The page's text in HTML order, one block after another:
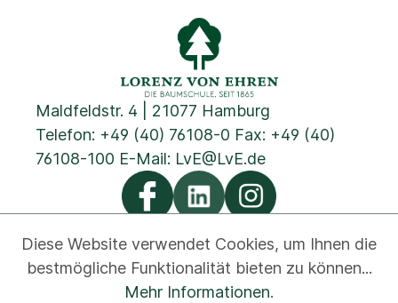
Maldfeldstr. 4 | 21077 Hamburg
Telefon: +49 (40) 76108-0 Fax: +49 (40)
76108-100 E-Mail: LvE@LvE.de
Cookies Impressum
Diese Website verwendet Cookies, um Ihnen die
bestmögliche Funktionalität bieten zu können...
Mehr Informationen.